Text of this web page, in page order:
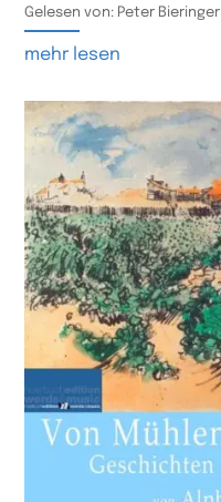
Gelesen von: Peter Bieringer
mehr lesen